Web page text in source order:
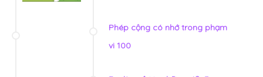
Phép cộng có nhớ trong phạm
vi 100